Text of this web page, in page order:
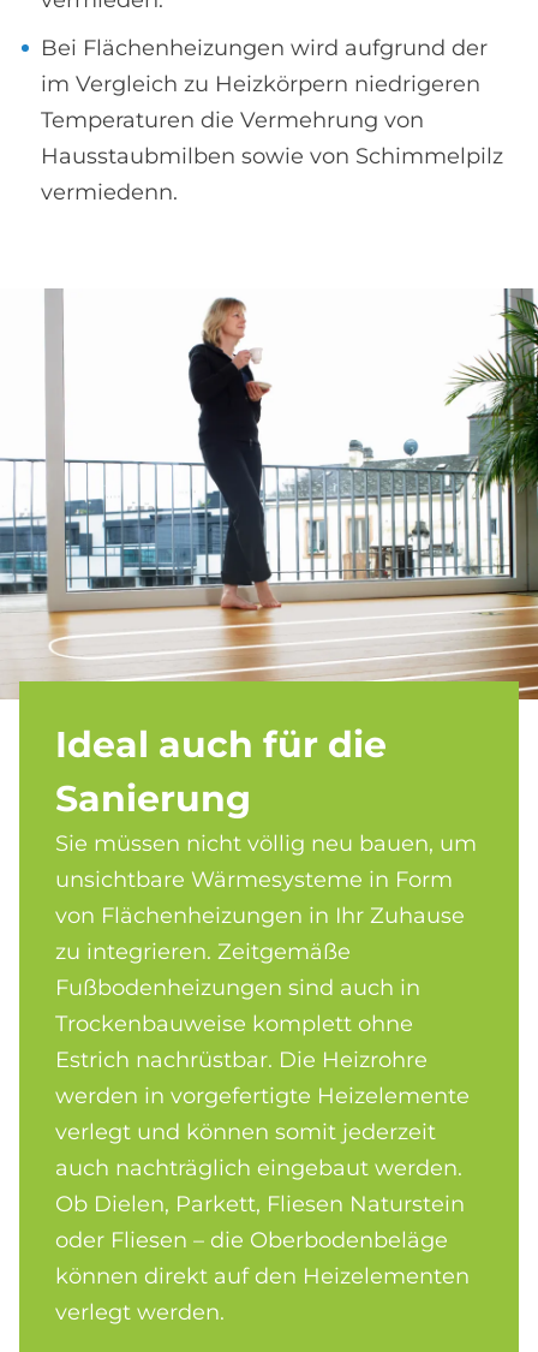
Bei Flächenheizungen wird aufgrund der
im Vergleich zu Heizkörpern niedrigeren
Temperaturen die Vermehrung von
Hausstaubmilben sowie von Schimmelpilz
vermiedenn.
Ide­al auch für die
Sa­nie­rung
Sie müssen nicht völlig neu bauen, um
unsichtbare Wärmesysteme in Form
von Flächenheizungen in Ihr Zuhause
zu integrieren. Zeitgemäße
Fußbodenheizungen sind auch in
Trockenbauweise komplett ohne
Estrich nachrüstbar. Die Heizrohre
werden in vorgefertigte Heizelemente
verlegt und können somit jederzeit
auch nachträglich eingebaut werden.
Ob Dielen, Parkett, Fliesen Naturstein
oder Fliesen – die Oberbodenbeläge
können direkt auf den Heizelementen
verlegt werden.